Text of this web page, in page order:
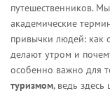
путешественников.
академические
привычки людей: как
делают утром и
особенно важно для
туризмом, ведь